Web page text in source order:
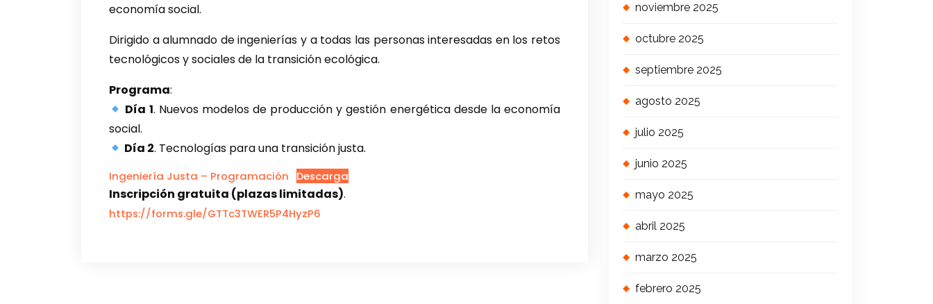
economía social.
Dirigido a alumnado de ingenierías y a todas las personas interesadas en los retos
tecnológicos y sociales de la transición ecológica.
Programa:
Día 1. Nuevos modelos de producción y gestión energética desde la economía
social.
Día 2. Tecnologías para una transición justa.
Ingeniería Justa – Programación Descarga
Inscripción gratuita (plazas limitadas).
https://forms.gle/GTTc3TWER5P4HyzP6
noviembre 2025
octubre 2025
septiembre 2025
agosto 2025
julio 2025
junio 2025
mayo 2025
abril 2025
marzo 2025
febrero 2025